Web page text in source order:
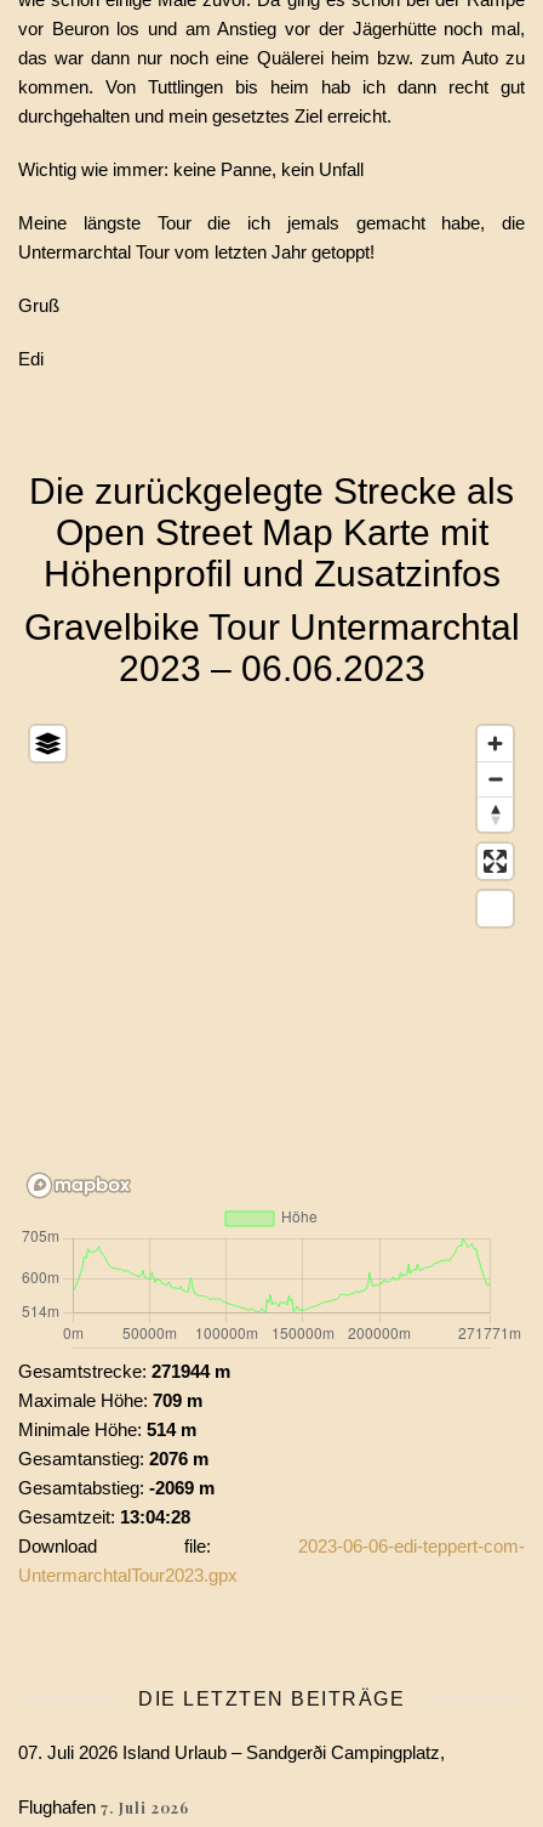
vor Beuron los und am Anstieg vor der Jägerhütte noch mal,
das war dann nur noch eine Quälerei heim bzw. zum Auto zu
kommen. Von Tuttlingen bis heim hab ich dann recht gut
durchgehalten und mein gesetztes Ziel erreicht.
Wichtig wie immer: keine Panne, kein Unfall
Meine längste Tour die ich jemals gemacht habe, die
Untermarchtal Tour vom letzten Jahr getoppt!
Gruß
Edi
Die zurückgelegte Strecke als
Open Street Map Karte mit
Höhenprofil und Zusatzinfos
Gravelbike Tour Untermarchtal
2023 – 06.06.2023
Gesamtstrecke: 271944 m
Maximale Höhe: 709 m
Minimale Höhe: 514 m
Gesamtanstieg: 2076 m
Gesamtabstieg: -2069 m
Gesamtzeit: 13:04:28
Download file: 2023-06-06-edi-teppert-com-
UntermarchtalTour2023.gpx
DIE LETZTEN BEITRÄGE
07. Juli 2026 Island Urlaub – Sandgerði Campingplatz,
Flughafen 7. Juli 2026